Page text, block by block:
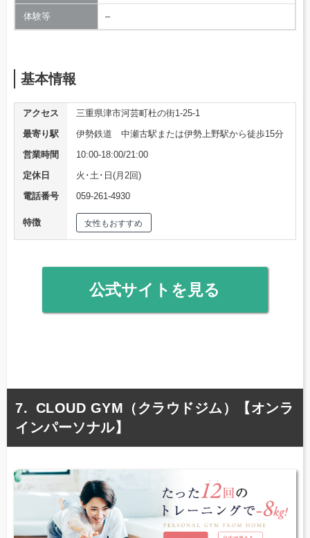
体験等 –
基本情報
アクセス
三重県津市河芸町杜の街1-25-1
最寄り駅
伊勢鉄道 中瀬古駅または伊勢上野駅から徒歩15分
営業時間
10:00-18:00/21:00
定休日
火･土･日(月2回)
電話番号
059-261-4930
特徴 女性もおすすめ
公式サイトを見る
CLOUD GYM（クラウドジム）【オンラ
インパーソナル】